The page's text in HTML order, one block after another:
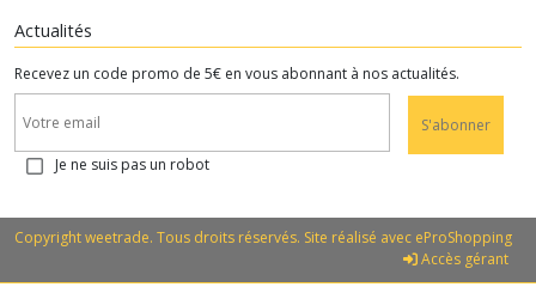
Actualités
Recevez un code promo de 5€ en vous abonnant à nos actualités.
S'abonner
Je ne suis pas un robot
Copyright weetrade. Tous droits réservés. Site réalisé avec eProShopping
Accès gérant